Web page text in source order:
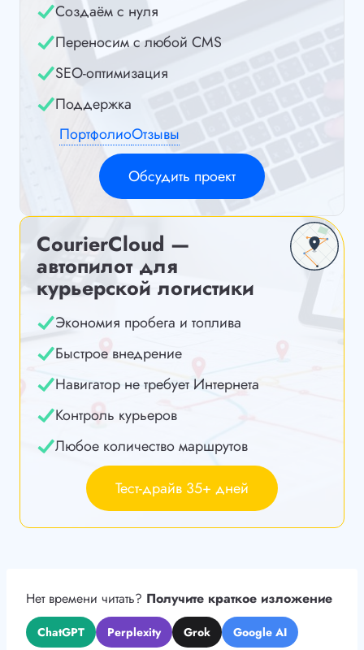
Создаём с нуля
Переносим с любой CMS
SEO-оптимизация
Поддержка
ПортфолиоОтзывы
Обсудить проект
CourierCloud —
автопилот для
курьерской логистики
Экономия пробега и топлива
Быстрое внедрение
Навигатор не требует Интернета
Контроль курьеров
Любое количество маршрутов
Тест-драйв 35+ дней
Нет времени читать? Получите краткое изложение
ChatGPT Perplexity Grok Google AI